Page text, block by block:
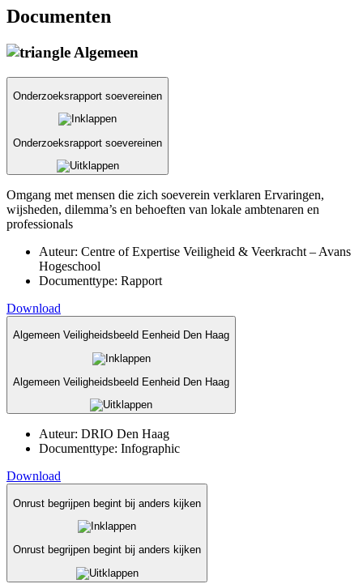
Documenten
Algemeen
Onderzoeksrapport soevereinen
Onderzoeksrapport soevereinen
Omgang met mensen die zich soeverein verklaren Ervaringen,
wijsheden, dilemma’s en behoeften van lokale ambtenaren en
professionals
Auteur: Centre of Expertise Veiligheid & Veerkracht – Avans
Hogeschool
Documenttype: Rapport
Download
Algemeen Veiligheidsbeeld Eenheid Den Haag
Algemeen Veiligheidsbeeld Eenheid Den Haag
Auteur: DRIO Den Haag
Documenttype: Infographic
Download
Onrust begrijpen begint bij anders kijken
Onrust begrijpen begint bij anders kijken